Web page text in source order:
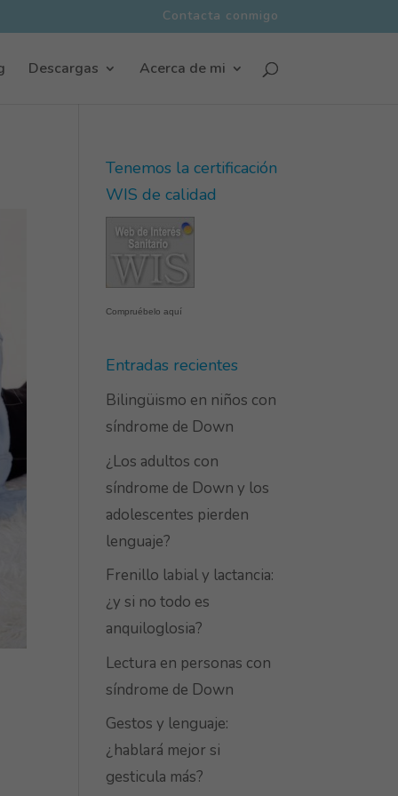
Contacta conmigo
Descargas Acerca de mi
Tenemos la certificación
WIS de calidad
Compruébelo aquí
Entradas recientes
Bilingüismo en niños con
síndrome de Down
¿Los adultos con
síndrome de Down y los
adolescentes pierden
lenguaje?
Frenillo labial y lactancia:
¿y si no todo es
anquiloglosia?
Lectura en personas con
síndrome de Down
Gestos y lenguaje:
¿hablará mejor si
gesticula más?